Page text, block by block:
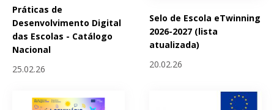
Práticas de
Desenvolvimento Digital
das Escolas - Catálogo
Nacional
25.02.26
Selo de Escola eTwinning
2026-2027 (lista
atualizada)
20.02.26